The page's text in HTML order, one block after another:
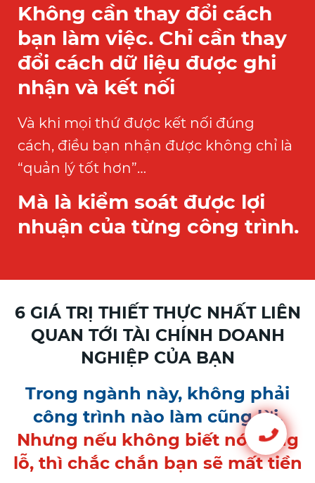
Không cần thay đổi cách
bạn làm việc. Chỉ cần thay
đổi cách dữ liệu được ghi
nhận và kết nối
Và khi mọi thứ được kết nối đúng
cách, điều bạn nhận được không chỉ là
“quản lý tốt hơn”…
Mà là kiểm soát được lợi
nhuận của từng công trình.
6 GIÁ TRỊ THIẾT THỰC NHẤT LIÊN
QUAN TỚI TÀI CHÍNH DOANH
NGHIỆP CỦA BẠN
Trong ngành này, không phải
công trình nào làm cũng lời.
Nhưng nếu không biết nó đang
lỗ, thì chắc chắn bạn sẽ mất tiền